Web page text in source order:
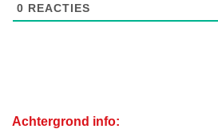
0 REACTIES
Achtergrond info: